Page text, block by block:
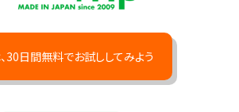
30日間無料でお試ししてみよう